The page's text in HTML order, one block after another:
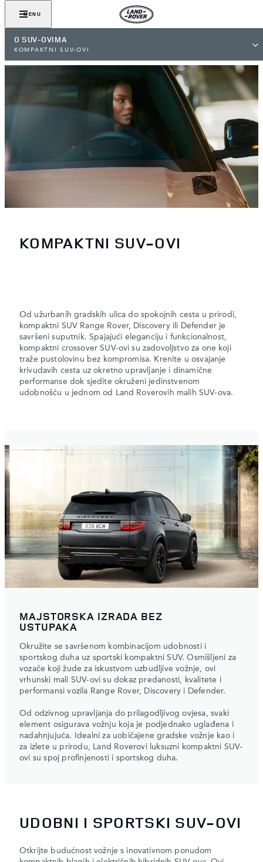
MENU
O SUV-OVIMA
KOMPAKTNI SUV-OVI
KOMPAKTNI SUV-OVI
Od užurbanih gradskih ulica do spokojnih cesta u prirodi,
kompaktni SUV Range Rover, Discovery ili Defender je
savršeni suputnik. Spajajući eleganciju i funkcionalnost,
kompaktni crossover SUV-ovi su zadovoljstvo za one koji
traže pustolovinu bez kompromisa. Krenite u osvajanje
krivudavih cesta uz okretno upravljanje i dinamične
performanse dok sjedite okruženi jedinstvenom
udobnošću u jednom od Land Roverovih malih SUV-ova.
MAJSTORSKA IZRADA BEZ
USTUPAKA
Okružite se savršenom kombinacijom udobnosti i
sportskog duha uz sportski kompaktni SUV. Osmišljeni za
vozače koji žude za iskustvom uzbudljive vožnje, ovi
vrhunski mali SUV-ovi su dokaz predanosti, kvalitete i
performansi vozila Range Rover, Discovery i Defender.
Od odzivnog upravljanja do prilagodljivog ovjesa, svaki
element osigurava vožnju koja je podjednako uglađena i
nadahnjujuća. Idealni za uobičajene gradske vožnje kao i
za izlete u prirodu, Land Roverovi luksuzni kompaktni SUV-
ovi su spoj profinjenosti i sportskog duha.
UDOBNI I SPORTSKI SUV-OVI
Otkrijte budućnost vožnje s inovativnom ponudom